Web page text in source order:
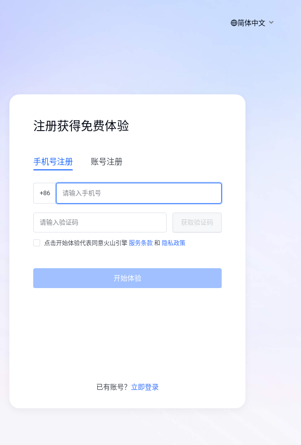
简体中文
注册获得免费体验
手机号注册 账号注册
+86
获取验证码
点击开始体验代表同意火山引擎 服务条款 和 隐私政策
开始体验
已有账号？ 立即登录